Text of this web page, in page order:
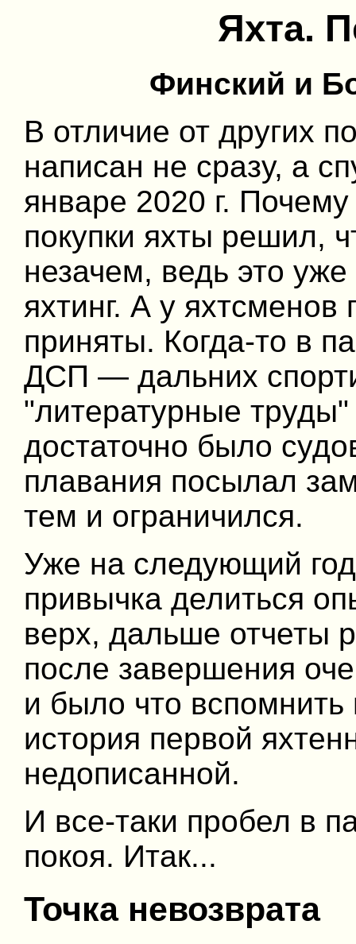
Яхта.
Финский и
В отличие от других
написан не сразу, а
январе 2020 г.
покупки яхты решил,
незачем, ведь это
яхтинг. А у
приняты. Когда-то в
ДСП — дальних
"литературные
достаточно было
плавания посылал
тем и ограничился.
Уже на следующий
привычка делиться
верх, дальше отчеты
после завершения
и было что вспомнить
история первой
недописанной.
И все-таки пробел в
покоя. Итак...
Точка невозврата